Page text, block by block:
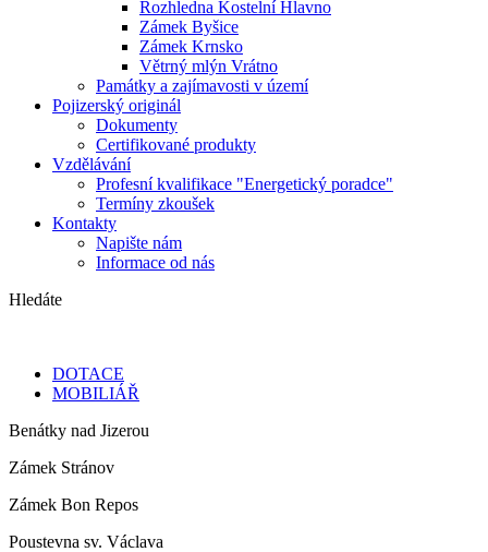
Rozhledna Kostelní Hlavno
Zámek Byšice
Zámek Krnsko
Větrný mlýn Vrátno
Památky a zajímavosti v území
Pojizerský originál
Dokumenty
Certifikované produkty
Vzdělávání
Profesní kvalifikace "Energetický poradce"
Termíny zkoušek
Kontakty
Napište nám
Informace od nás
Hledáte
DOTACE
MOBILIÁŘ
Benátky nad Jizerou
Zámek Stránov
Zámek Bon Repos
Poustevna sv. Václava